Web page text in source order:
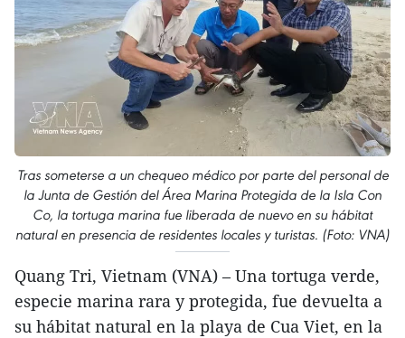
Tras someterse a un chequeo médico por parte del personal de
la Junta de Gestión del Área Marina Protegida de la Isla Con
Co, la tortuga marina fue liberada de nuevo en su hábitat
natural en presencia de residentes locales y turistas. (Foto: VNA)
Quang Tri, Vietnam (VNA) – Una tortuga verde,
especie marina rara y protegida, fue devuelta a
su hábitat natural en la playa de Cua Viet, en la